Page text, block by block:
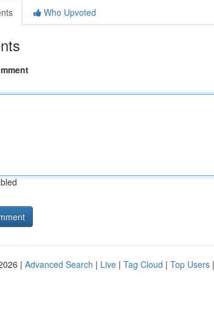
Who Upvoted
| Advanced Search | Live | Tag Cloud | Top Users